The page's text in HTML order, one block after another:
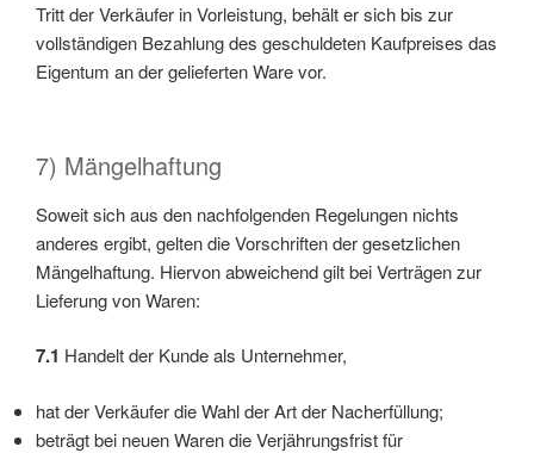
Tritt der Verkäufer in Vorleistung, behält er sich bis zur
vollständigen Bezahlung des geschuldeten Kaufpreises das
Eigentum an der gelieferten Ware vor.
7) Mängelhaftung
Soweit sich aus den nachfolgenden Regelungen nichts
anderes ergibt, gelten die Vorschriften der gesetzlichen
Mängelhaftung. Hiervon abweichend gilt bei Verträgen zur
Lieferung von Waren:
7.1 Handelt der Kunde als Unternehmer,
hat der Verkäufer die Wahl der Art der Nacherfüllung;
beträgt bei neuen Waren die Verjährungsfrist für